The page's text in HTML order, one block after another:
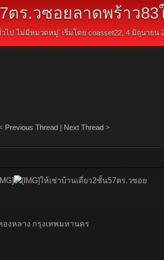
ร.วซอยลาดพร้าว83
ไป ไม่มีหมวดหมู่' เริ่มโดย coasset22, 4 มิถุนายน
Previous Thread| Next Thread>
ให้เช่าบ้านเดี่ยว2ชั้น57ตร.วซอย
งหลาง กรุงเทพมหานคร